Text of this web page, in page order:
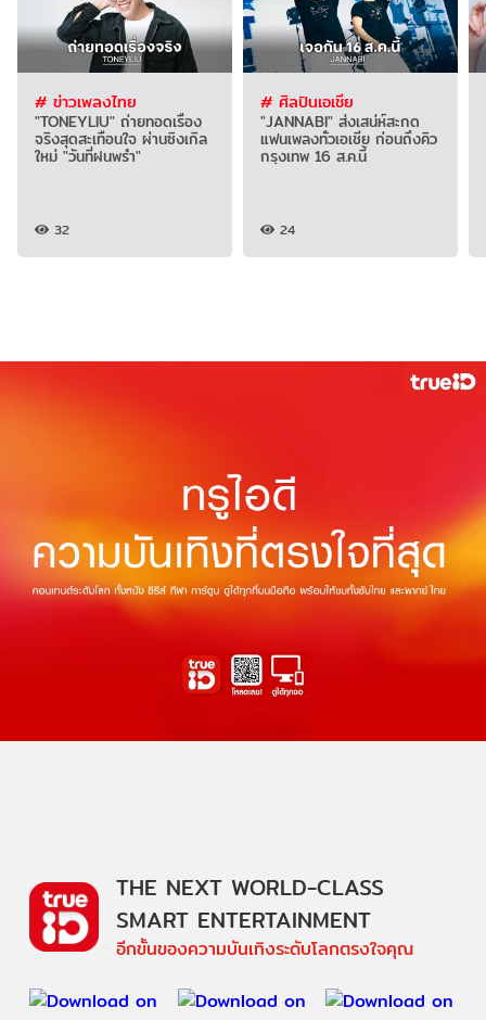
# ข่าวเพลงไทย
"TONEYLIU" ถ่ายทอดเรื่อง
จริงสุดสะเทือนใจ ผ่านซิงเกิล
ใหม่ "วันที่ฝนพรำ"
32
# ศิลปินเอเชีย
"JANNABI" ส่งเสน่ห์สะกด
แฟนเพลงทั่วเอเชีย ก่อนถึงคิว
กรุงเทพ 16 ส.ค.นี้
24
THE NEXT WORLD-CLASS
SMART ENTERTAINMENT
อีกขั้นของความบันเทิงระดับโลกตรงใจคุณ